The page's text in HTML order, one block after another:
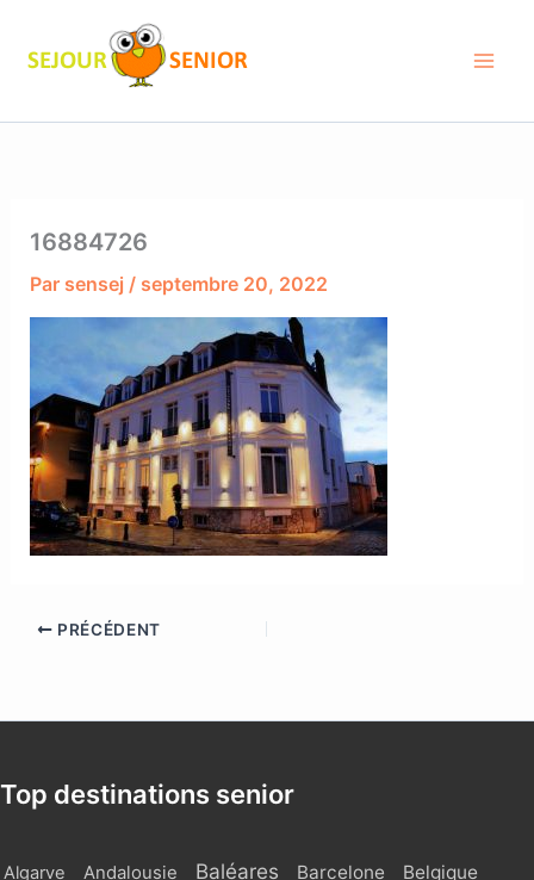
contenu
16884726
Par sensej / septembre 20, 2022
PRÉCÉDENT
Top destinations senior
Algarve Andalousie Baléares Barcelone Belgique